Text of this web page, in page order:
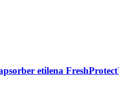
etilena